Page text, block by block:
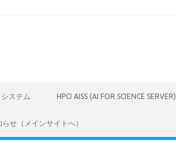
ステム HPCI AISS (AI FOR SCIENCE SERVER)
せ（メインサイトへ）